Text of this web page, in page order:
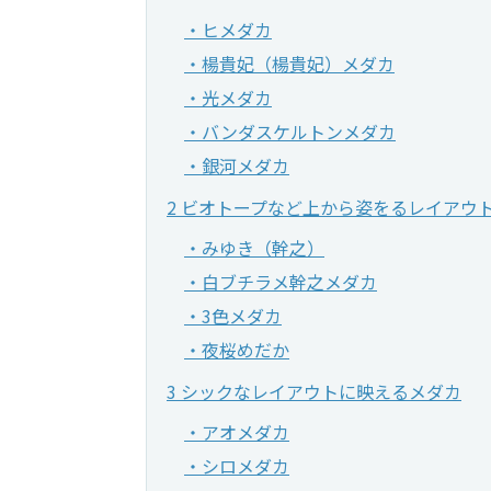
・ヒメダカ
・楊貴妃（楊貴妃）メダカ
・光メダカ
・バンダスケルトンメダカ
・銀河メダカ
2 ビオトープなど上から姿をるレイアウ
・みゆき（幹之）
・白ブチラメ幹之メダカ
・3色メダカ
・夜桜めだか
3 シックなレイアウトに映えるメダカ
・アオメダカ
・シロメダカ